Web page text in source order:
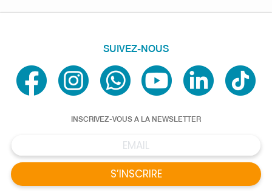
SUIVEZ-NOUS
INSCRIVEZ-VOUS A LA NEWSLETTER
S’INSCRIRE